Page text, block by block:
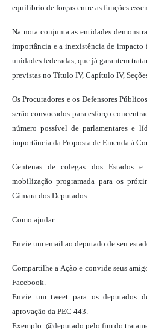
equilíbrio de forças entre as funções
Na nota conjunta as entidades
importância e a inexistência de impacto
unidades federadas, que já garantem
previstas no Título IV, Capítulo IV,
Os Procuradores e os Defensores
serão convocados para esforço
número possível de parlamentares e
importância da Proposta de Emenda à
Centenas de colegas dos Estados
mobilização programada para os
Câmara dos Deputados.
Como ajudar:
Envie um email ao deputado de seu
Compartilhe a Ação e convide seus
Facebook.
Envie um tweet para os deputados
aprovação da PEC 443.
Exemplo: @deputado pelo fim do